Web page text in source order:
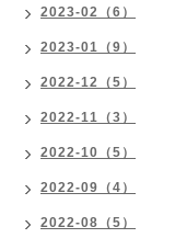
2023-02（6）
2023-01（9）
2022-12（5）
2022-11（3）
2022-10（5）
2022-09（4）
2022-08（5）